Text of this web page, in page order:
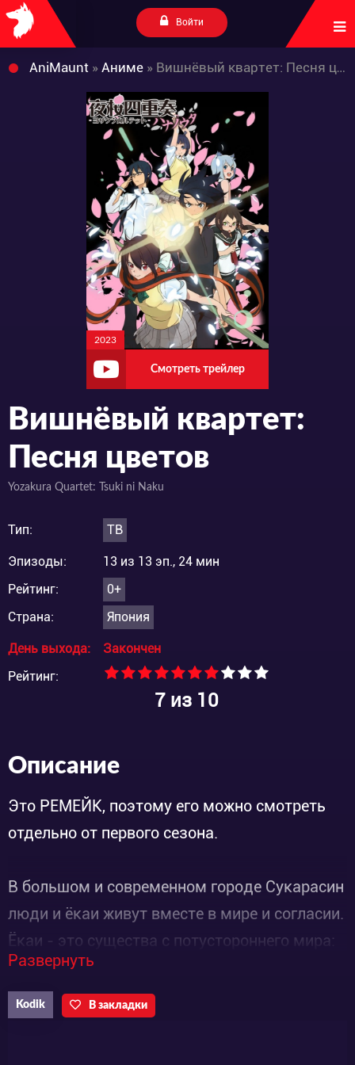
Войти
AniMaunt » Аниме » Вишнёвый квартет: Песня цветов
2023
Смотреть трейлер
Вишнёвый квартет:
Песня цветов
Yozakura Quartet: Tsuki ni Naku
Тип: ТВ
Эпизоды:
13 из 13 эп., 24 мин
Рейтинг:
0+
Страна:
Япония
День выхода:
Закончен
Рейтинг:
7из 10
Описание
Это РЕМЕЙК, поэтому его можно смотреть
отдельно от первого сезона.
В большом и современном городе Сукарасин
люди и ёкаи живут вместе в мире и согласии.
Ёкаи - это существа с потустороннего мира:
призраки, зомби и различные существа из
японской мифологии. Они принимают
человеческий образ и живут своей жизнью,
Развернуть
Kodik В закладки